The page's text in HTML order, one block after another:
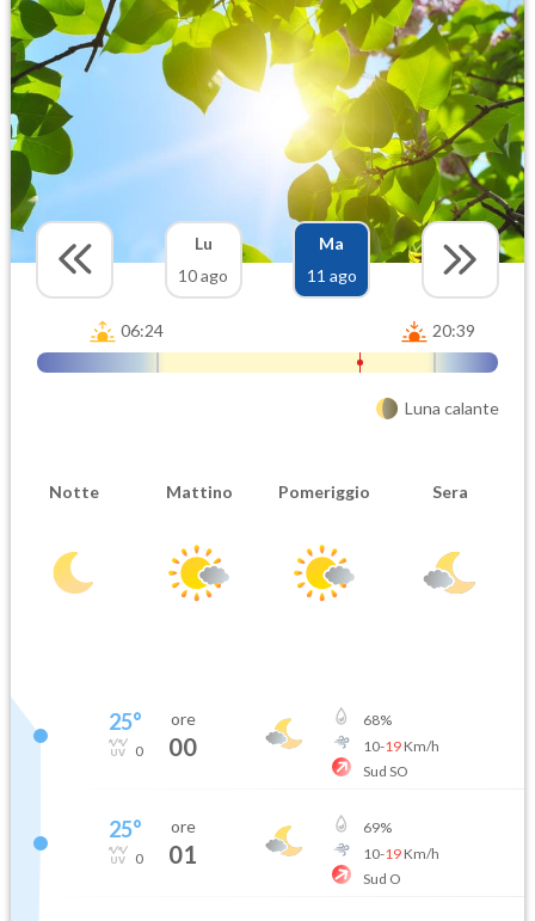
Lu
10 ago
Ma
11 ago
06:24 20:39
Luna calante
Notte Mattino Pomeriggio Sera
25°
0
ore
00
68%
10-19Km/h
Sud SO
25°
0
ore
01
69%
10-19Km/h
Sud O